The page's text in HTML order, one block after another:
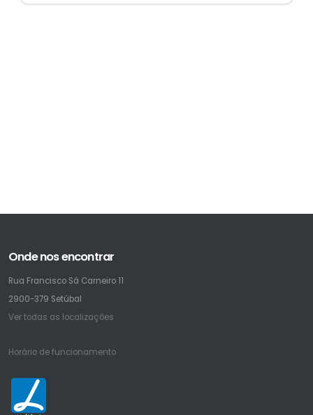
Onde nos encontrar
Rua Francisco Sá Carneiro 11
2900-379 Setúbal
Ver todas as localizações
Horário de funcionamento